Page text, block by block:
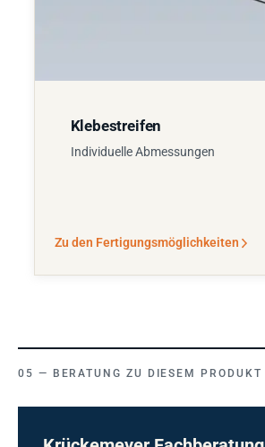
Klebestreifen
Individuelle Abmessungen
Zu den Fertigungsmöglichkeiten
BERATUNG ZU DIESEM PRODUKT